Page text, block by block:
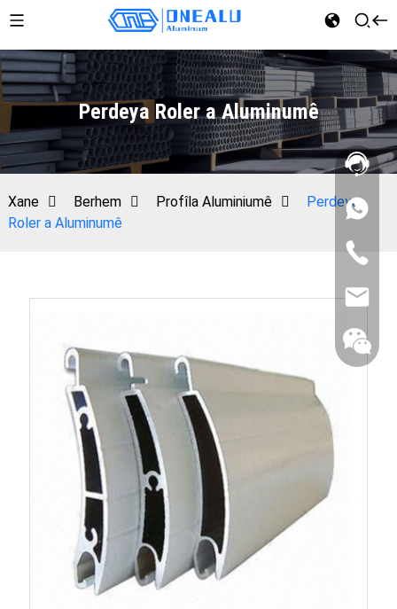
Perdeya Roler a Aluminumê
Xane Berhem Profîla Aluminiumê
Perdeya
Roler a Aluminumê